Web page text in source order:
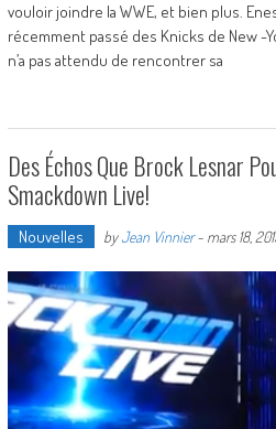
vouloir joindre la WWE, et bien plus.
récemment passé des Knicks de New -
n’a pas attendu de rencontrer sa
Des Échos Que Brock Lesnar
Smackdown Live!
Nouvelles byJean Vinnier- mars 18,